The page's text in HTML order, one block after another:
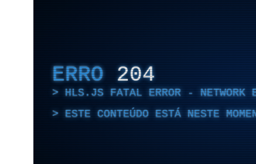
ERRO 204
HLS.JS FATAL ERROR - NETWORK
ESTE CONTEÚDO ESTÁ NESTE